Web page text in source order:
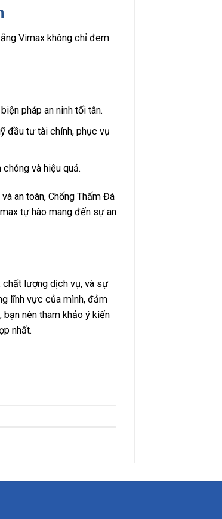
Vimax không chỉ đem
pháp an ninh tối tân.
đầu tư tài chính, phục vụ
và hiệu quả.
an toàn, Chống Thấm Đà
tự hào mang đến sự an
chất lượng dịch vụ, và sự
lĩnh vực của mình, đảm
nên tham khảo ý kiến
nhất.